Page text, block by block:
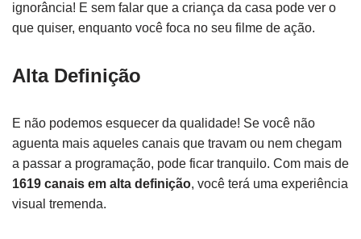
ignorância! E sem falar que a criança da casa pode ver o
que quiser, enquanto você foca no seu filme de ação.
Alta Definição
E não podemos esquecer da qualidade! Se você não
aguenta mais aqueles canais que travam ou nem chegam
a passar a programação, pode ficar tranquilo. Com mais de
1619 canais em alta definição, você terá uma experiência
visual tremenda.